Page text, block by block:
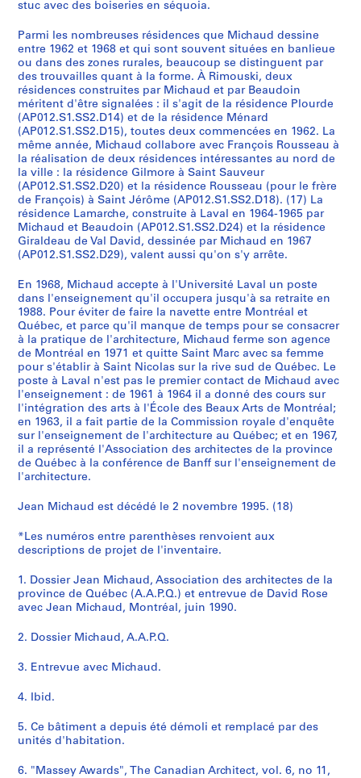
stuc avec des boiseries en séquoia.
Parmi les nombreuses résidences que Michaud dessine
entre 1962 et 1968 et qui sont souvent situées en banlieue
ou dans des zones rurales, beaucoup se distinguent par
des trouvailles quant à la forme. À Rimouski, deux
résidences construites par Michaud et par Beaudoin
méritent d'être signalées : il s'agit de la résidence Plourde
(AP012.S1.SS2.D14) et de la résidence Ménard
(AP012.S1.SS2.D15), toutes deux commencées en 1962. La
même année, Michaud collabore avec François Rousseau à
la réalisation de deux résidences intéressantes au nord de
la ville : la résidence Gilmore à Saint Sauveur
(AP012.S1.SS2.D20) et la résidence Rousseau (pour le frère
de François) à Saint Jérôme (AP012.S1.SS2.D18). (17) La
résidence Lamarche, construite à Laval en 1964-1965 par
Michaud et Beaudoin (AP012.S1.SS2.D24) et la résidence
Giraldeau de Val David, dessinée par Michaud en 1967
(AP012.S1.SS2.D29), valent aussi qu'on s'y arrête.
En 1968, Michaud accepte à l'Université Laval un poste
dans l'enseignement qu'il occupera jusqu'à sa retraite en
1988. Pour éviter de faire la navette entre Montréal et
Québec, et parce qu'il manque de temps pour se consacrer
à la pratique de l'architecture, Michaud ferme son agence
de Montréal en 1971 et quitte Saint Marc avec sa femme
pour s'établir à Saint Nicolas sur la rive sud de Québec. Le
poste à Laval n'est pas le premier contact de Michaud avec
l'enseignement : de 1961 à 1964 il a donné des cours sur
l'intégration des arts à l'École des Beaux Arts de Montréal;
en 1963, il a fait partie de la Commission royale d'enquête
sur l'enseignement de l'architecture au Québec; et en 1967,
il a représenté l'Association des architectes de la province
de Québec à la conférence de Banff sur l'enseignement de
l'architecture.
Jean Michaud est décédé le 2 novembre 1995. (18)
*Les numéros entre parenthèses renvoient aux
descriptions de projet de l'inventaire.
1. Dossier Jean Michaud, Association des architectes de la
province de Québec (A.A.P.Q.) et entrevue de David Rose
avec Jean Michaud, Montréal, juin 1990.
2. Dossier Michaud, A.A.P.Q.
3. Entrevue avec Michaud.
4. Ibid.
5. Ce bâtiment a depuis été démoli et remplacé par des
unités d'habitation.
6. "Massey Awards", The Canadian Architect, vol. 6, no 11,